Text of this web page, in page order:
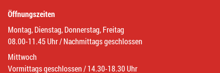
Öffnungszeiten
Montag, Dienstag, Donnerstag, Freitag
08.00-11.45 Uhr / Nachmittags geschlossen
Mittwoch
Vormittags geschlossen / 14.30-18.30 Uhr